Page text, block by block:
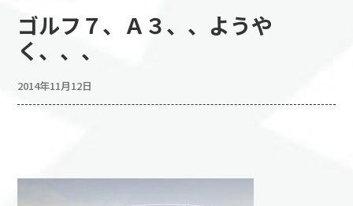
ゴルフ７、Ａ３、、ようや
く、、、
2014年11月12日